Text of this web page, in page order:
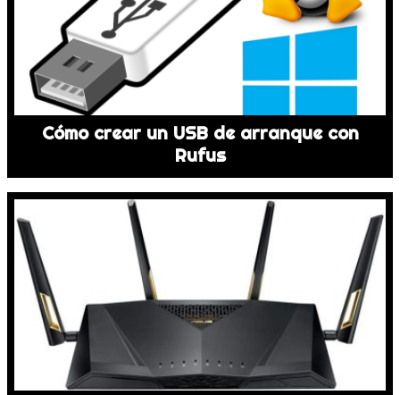
Cómo crear un USB de arranque con
Rufus